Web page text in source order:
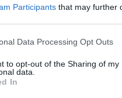
Participants that may further
Data Processing Opt Outs
to opt-out of the Sharing of my
data.
In
Berbeceanu: „Cei care